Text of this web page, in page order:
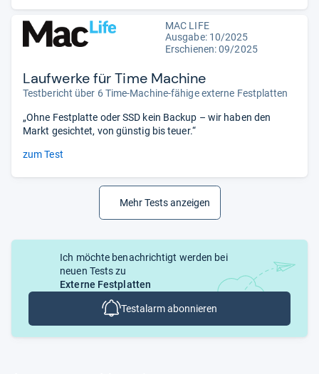
MAC LIFE
Ausgabe: 10/2025
Erschienen: 09/2025
Laufwerke für Time Machine
Testbericht über 6 Time-Machine-fähige externe Festplatten
„Ohne Festplatte oder SSD kein Backup – wir haben den
Markt gesichtet, von günstig bis teuer.“
zum Test
Mehr Tests anzeigen
Ich möchte benachrichtigt werden bei
neuen Tests zu
Externe Festplatten
Testalarm abonnieren